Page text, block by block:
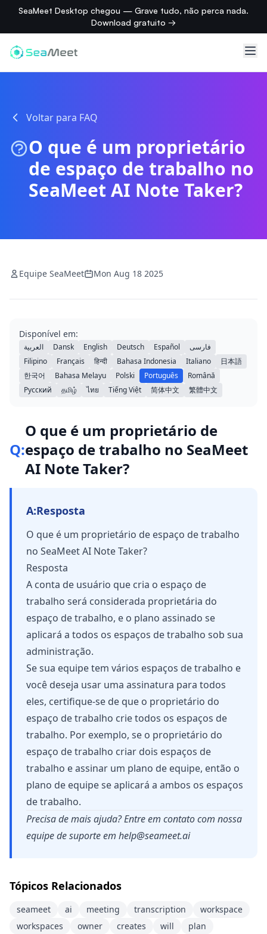
SeaMeet Desktop chegou — Grave tudo, não perca nada.
Download gratuito →
Voltar para FAQ
O que é um proprietário
de espaço de trabalho no
SeaMeet AI Note Taker?
Equipe SeaMeet Mon Aug 18 2025
Disponível em:
العربية Dansk English Deutsch Español
فارسی
Filipino
Français हिन्दी Bahasa Indonesia Italiano
日本語
한국어
Bahasa Melayu Polski Português
Română
Русский
தமிழ் ไทย Tiếng Việt 简体中文 繁體中文
Q:
O que é um proprietário de
espaço de trabalho no SeaMeet
AI Note Taker?
A:Resposta
O que é um proprietário de espaço de trabalho
no SeaMeet AI Note Taker?
Resposta
A conta de usuário que cria o espaço de
trabalho será considerada proprietária do
espaço de trabalho, e o plano assinado se
aplicará a todos os espaços de trabalho sob sua
administração.
Se sua equipe tem vários espaços de trabalho e
você deseja usar uma assinatura para todos
eles, certifique-se de que o proprietário do
espaço de trabalho crie todos os espaços de
trabalho. Por exemplo, se o proprietário do
espaço de trabalho criar dois espaços de
trabalho e assinar um plano de equipe, então o
plano de equipe se aplicará a ambos os espaços
de trabalho.
Precisa de mais ajuda? Entre em contato com nossa
equipe de suporte em help@seameet.ai
Tópicos Relacionados
seameet ai meeting transcription
workspace
workspaces
owner creates will plan